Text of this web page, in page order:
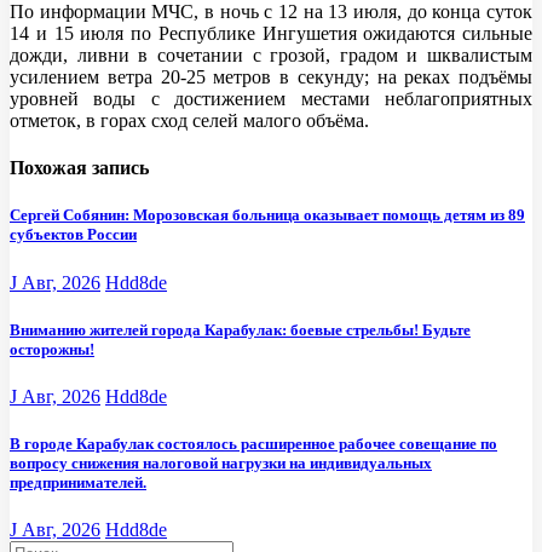
По информации МЧС, в ночь с 12 на 13 июля, до конца суток
14 и 15 июля по Республике Ингушетия ожидаются сильные
дожди, ливни в сочетании с грозой, градом и шквалистым
усилением ветра 20-25 метров в секунду; на реках подъёмы
уровней воды с достижением местами неблагоприятных
отметок, в горах сход селей малого объёма.
Похожая запись
Сергей Собянин: Морозовская больница оказывает помощь детям из 89
субъектов России
J Авг, 2026 Hdd8de
Вниманию жителей города Карабулак: боевые стрельбы! Будьте
осторожны!
J Авг, 2026 Hdd8de
В городе Карабулак состоялось расширенное рабочее совещание по
вопросу снижения налоговой нагрузки на индивидуальных
предпринимателей.
J Авг, 2026 Hdd8de